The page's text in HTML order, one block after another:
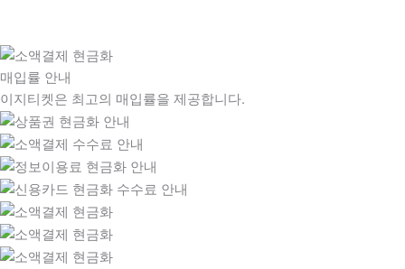
매입률 안내
이지티켓은 최고의 매입률을 제공합니다.